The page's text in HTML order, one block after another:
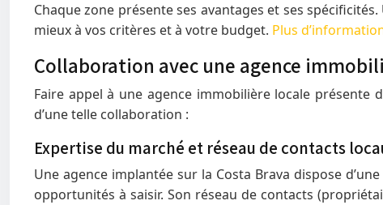
Chaque zone présente ses avantages et ses
mieux à vos critères et à votre budget. Plus
Collaboration avec une agence
Faire appel à une agence immobilière locale présente
d’une telle collaboration :
Expertise du marché et réseau de contacts
Une agence implantée sur la Costa Brava dispose
opportunités à saisir. Son réseau de contacts